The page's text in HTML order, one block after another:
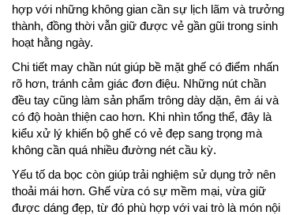
hợp với những không gian cần sự lịch lãm và trưởng
thành, đồng thời vẫn giữ được vẻ gần gũi trong sinh
hoạt hằng ngày.
Chi tiết may chần nút giúp bề mặt ghế có điểm nhấn
rõ hơn, tránh cảm giác đơn điệu. Những nút chần
đều tay cũng làm sản phẩm trông dày dặn, êm ái và
có độ hoàn thiện cao hơn. Khi nhìn tổng thể, đây là
kiểu xử lý khiến bộ ghế có vẻ đẹp sang trọng mà
không cần quá nhiều đường nét cầu kỳ.
Yếu tố da bọc còn giúp trải nghiệm sử dụng trở nên
thoải mái hơn. Ghế vừa có sự mềm mại, vừa giữ
được dáng đẹp, từ đó phù hợp với vai trò là món nội